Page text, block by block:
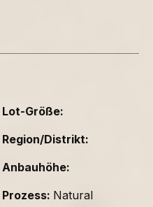
Lot-Größe:
Region/Distrikt:
Anbauhöhe:
Prozess: Natural